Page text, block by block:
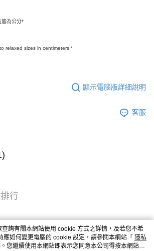
皆為公分*
relaxed sizes in centimeters.*
顯示電腦版詳細說明
客服
行
詢有關本網站使用 cookie 方式之詳情，及若您不希
應如何變更電腦的 cookie 設定，請參閱本網站「 隱私
您繼續使用本網站即表示您同意本公司得按本網站使